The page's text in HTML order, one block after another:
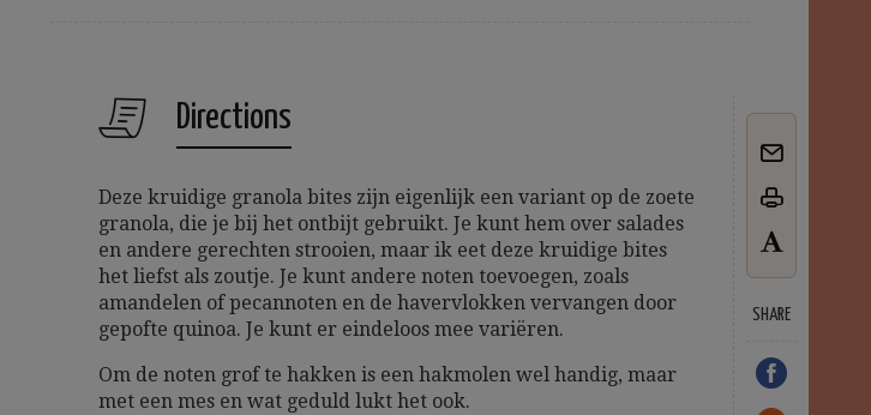
Directions
SHARE
Deze kruidige granola bites zijn eigenlijk een variant op de zoete
granola, die je bij het ontbijt gebruikt. Je kunt hem over salades
en andere gerechten strooien, maar ik eet deze kruidige bites
het liefst als zoutje. Je kunt andere noten toevoegen, zoals
amandelen of pecannoten en de havervlokken vervangen door
gepofte quinoa. Je kunt er eindeloos mee variëren.
Om de noten grof te hakken is een hakmolen wel handig, maar
met een mes en wat geduld lukt het ook.